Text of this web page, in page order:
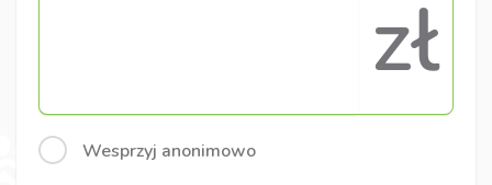
zł
Wesprzyj anonimowo